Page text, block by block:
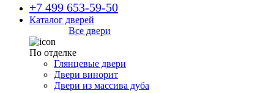
+7 499 653-59-50
Каталог дверей
Все двери
По отделке
Глянцевые двери
Двери винорит
Двери из массива дуба